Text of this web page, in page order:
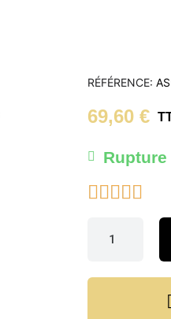
RÉFÉRENCE
69,60 €
    